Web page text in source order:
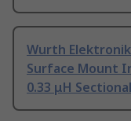
Wurth
Surface Mount
0.33 μH